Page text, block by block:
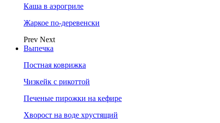
Каша в аэрогриле
Жаркое по-деревенски
Prev Next
Выпечка
Постная коврижка
Чизкейк с рикоттой
Печеные пирожки на кефире
Хворост на воде хрустящий